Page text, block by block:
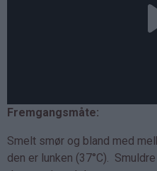
Fremgangsmåte:
Smelt smør og bland med
den er lunken (37°C).